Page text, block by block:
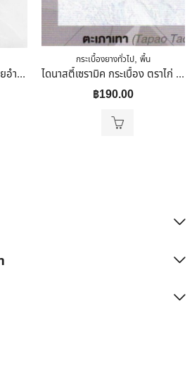
ไดนาสตี้ กระเบื้องเซรามิค ลายอำพัน (หน้ามัน)40 X 40
กระเบื้องยางทั่วไป, พื้น
ไดนาสตี้เซรามิค กระเบื้อง ตราไก่ ขนาด 30×30 ลายตะเภาเทา
฿190.00